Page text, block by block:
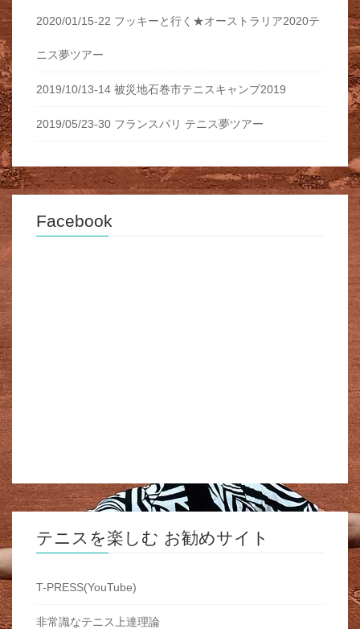
2020/01/15-22 フッキーと行く★オーストラリア2020テ
ニス夢ツアー
2019/10/13-14 被災地石巻市テニスキャンプ2019
2019/05/23-30 フランスパリ テニス夢ツアー
Facebook
テニスを楽しむ お勧めサイト
T-PRESS(YouTube)
非常識なテニス上達理論